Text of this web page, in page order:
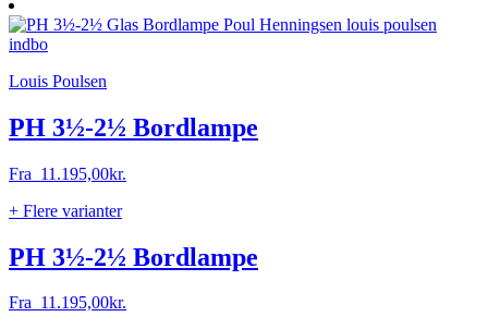
Louis Poulsen
PH 3½-2½ Bordlampe
Fra 11.195,00kr.
+ Flere varianter
PH 3½-2½ Bordlampe
Fra 11.195,00kr.